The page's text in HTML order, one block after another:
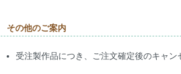
その他のご案内
受注製作品につき、ご注文確定後のキャン